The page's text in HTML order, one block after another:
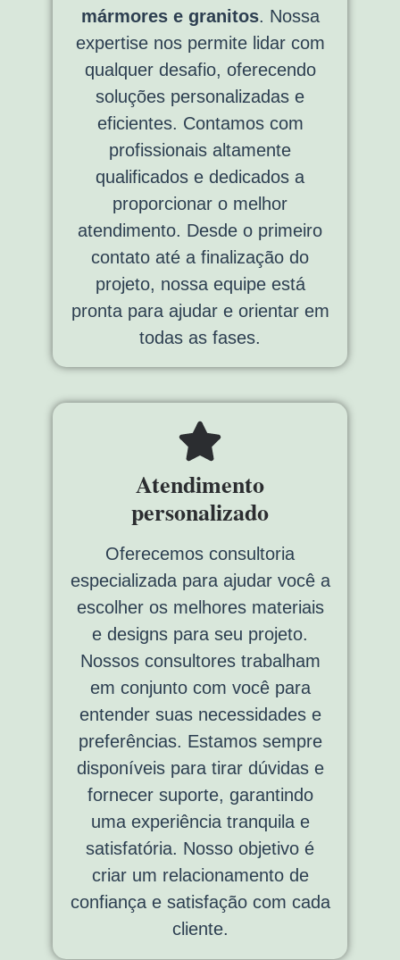
mármores e granitos. Nossa
expertise nos permite lidar com
qualquer desafio, oferecendo
soluções personalizadas e
eficientes. Contamos com
profissionais altamente
qualificados e dedicados a
proporcionar o melhor
atendimento. Desde o primeiro
contato até a finalização do
projeto, nossa equipe está
pronta para ajudar e orientar em
todas as fases.
Atendimento
personalizado
Oferecemos consultoria
especializada para ajudar você a
escolher os melhores materiais
e designs para seu projeto.
Nossos consultores trabalham
em conjunto com você para
entender suas necessidades e
preferências. Estamos sempre
disponíveis para tirar dúvidas e
fornecer suporte, garantindo
uma experiência tranquila e
satisfatória. Nosso objetivo é
criar um relacionamento de
confiança e satisfação com cada
cliente.